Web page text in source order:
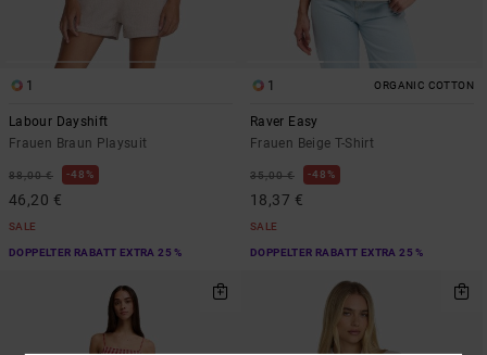
1
Labour Dayshift
Frauen Braun Playsuit
88,00 € 48%
46,20 €
SALE
DOPPELTER RABATT EXTRA 25 %
1 ORGANIC COTTON
Raver Easy
Frauen Beige T-Shirt
35,00 € 48%
18,37 €
SALE
DOPPELTER RABATT EXTRA 25 %